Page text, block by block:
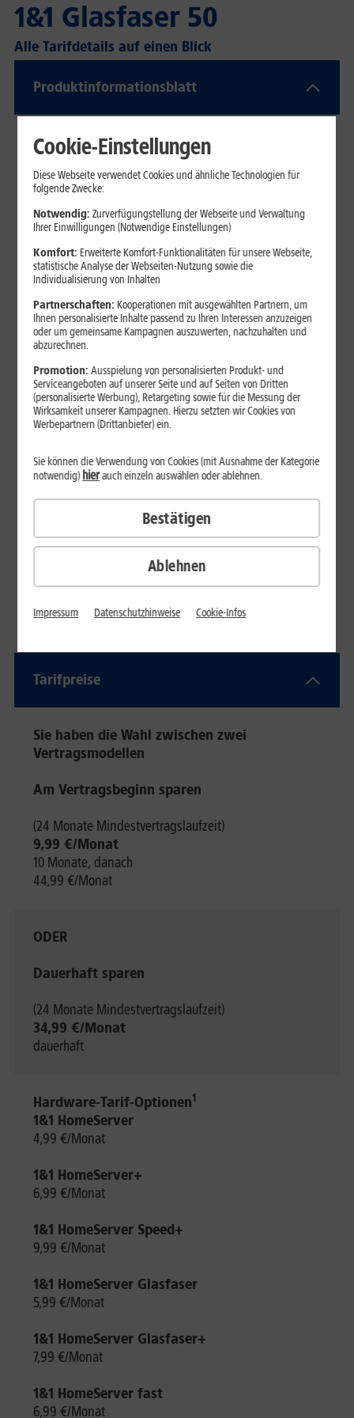
1&1 Glasfaser 50
Alle Tarifdetails auf einen Blick
Produktinfor­mationsblatt
Tarifpreise
Sie haben die Wahl zwischen zwei
Vertragsmodellen
Am Vertragsbeginn sparen
(24 Monate Mindestvertragslaufzeit)
9,99 €/Monat
10 Monate, danach
44,99 €/Monat
ODER
Dauerhaft sparen
(24 Monate Mindestvertragslaufzeit)
34,99 €/Monat
dauerhaft
Hardware-Tarif-Optionen1
1&1 HomeServer
4,99 €/Monat
1&1 HomeServer+
6,99 €/Monat
1&1 HomeServer Speed+
9,99 €/Monat
1&1 HomeServer Glasfaser
5,99 €/Monat
1&1 HomeServer Glasfaser+
7,99 €/Monat
1&1 HomeServer fast
6,99 €/Monat
Cookie-Einstellungen
Diese Webseite verwendet Cookies und ähnliche Technologien für
folgende Zwecke:
Notwendig: Zurverfügungstellung der Webseite und Verwaltung
Ihrer Einwilligungen (Notwendige Einstellungen)
Komfort: Erweiterte Komfort-Funktionalitäten für unsere Webseite,
statistische Analyse der Webseiten-Nutzung sowie die
Individualisierung von Inhalten
Partnerschaften: Kooperationen mit ausgewählten Partnern, um
Ihnen personalisierte Inhalte passend zu Ihren Interessen anzuzeigen
oder um gemeinsame Kampagnen auszuwerten, nachzuhalten und
abzurechnen.
Promotion:Ausspielung von personalisierten Produkt- und
Serviceangeboten auf unserer Seite und auf Seiten von Dritten
(personalisierte Werbung), Retargeting sowie für die Messung der
Wirksamkeit unserer Kampagnen. Hierzu setzten wir Cookies von
Werbepartnern (Drittanbieter) ein.
Ablehnen
Sie können die Verwendung von Cookies (mit Ausnahme der Kategorie
notwendig) hierauch einzeln auswählen oder ablehnen.
Bestätigen
Impressum Datenschutzhinweise Cookie-Infos